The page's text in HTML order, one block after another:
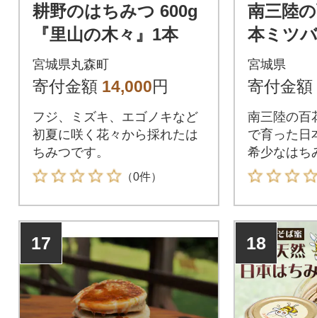
耕野のはちみつ 600g
『里山の木々』1本
宮城県丸森町
寄付金額 14,000円
フジ、ミズキ、エゴノキなど
初夏に咲く花々から採れたは
ちみつです。
（0件）
南三陸
本ミツ
少なは
宮城県
寄付金額
南三陸の百
で育った日
希少なはち
17 18